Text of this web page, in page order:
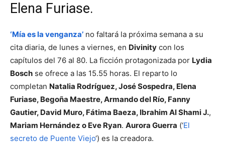
Elena Furiase.
‘Mía es la venganza’ no faltará la próxima semana a su
cita diaria, de lunes a viernes, en Divinity con los
capítulos del 76 al 80. La ficción protagonizada por Lydia
Bosch se ofrece a las 15.55 horas. El reparto lo
completan Natalia Rodríguez, José Sospedra, Elena
Furiase, Begoña Maestre, Armando del Río, Fanny
Gautier, David Muro, Fátima Baeza, Ibrahim Al Shami J.,
Mariam Hernández o Eve Ryan. Aurora Guerra (‘El
secreto de Puente Viejo‘) es la creadora.